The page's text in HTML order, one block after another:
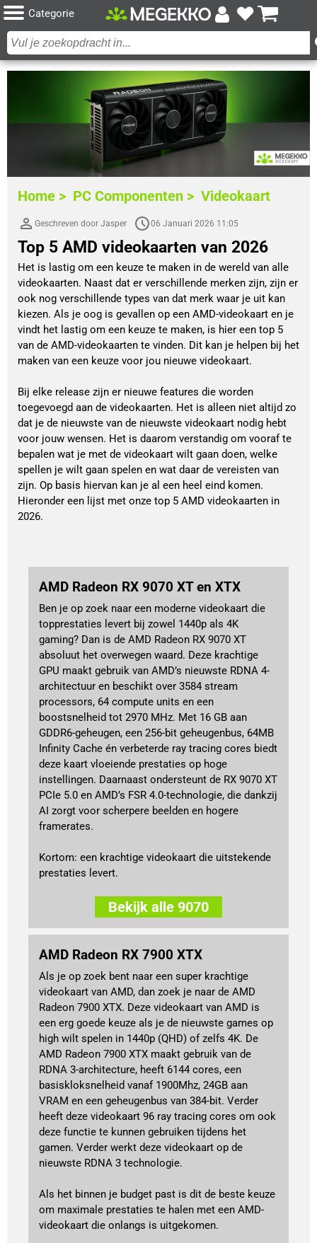
Categorie
Home > PC Componenten > Videokaart
Geschreven door Jasper 06 Januari 2026 11:05
Top 5 AMD videokaarten van 2026
Het is lastig om een keuze te maken in de wereld van alle
videokaarten. Naast dat er verschillende merken zijn, zijn er
ook nog verschillende types van dat merk waar je uit kan
kiezen. Als je oog is gevallen op een AMD-videokaart en je
vindt het lastig om een keuze te maken, is hier een top 5
van de AMD-videokaarten te vinden. Dit kan je helpen bij het
maken van een keuze voor jou nieuwe videokaart.
Bij elke release zijn er nieuwe features die worden
toegevoegd aan de videokaarten. Het is alleen niet altijd zo
dat je de nieuwste van de nieuwste videokaart nodig hebt
voor jouw wensen. Het is daarom verstandig om vooraf te
bepalen wat je met de videokaart wilt gaan doen, welke
spellen je wilt gaan spelen en wat daar de vereisten van
zijn. Op basis hiervan kan je al een heel eind komen.
Hieronder een lijst met onze top 5 AMD videokaarten in
2026.
AMD Radeon RX 9070 XT en XTX
Ben je op zoek naar een moderne videokaart die
topprestaties levert bij zowel 1440p als 4K
gaming? Dan is de AMD Radeon RX 9070 XT
absoluut het overwegen waard. Deze krachtige
GPU maakt gebruik van AMD’s nieuwste RDNA 4-
architectuur en beschikt over 3584 stream
processors, 64 compute units en een
boostsnelheid tot 2970 MHz. Met 16 GB aan
GDDR6-geheugen, een 256-bit geheugenbus, 64MB
Infinity Cache én verbeterde ray tracing cores biedt
deze kaart vloeiende prestaties op hoge
instellingen. Daarnaast ondersteunt de RX 9070 XT
PCIe 5.0 en AMD’s FSR 4.0-technologie, die dankzij
AI zorgt voor scherpere beelden en hogere
framerates.
Kortom: een krachtige videokaart die uitstekende
prestaties levert.
Bekijk alle 9070
AMD Radeon RX 7900 XTX
Als je op zoek bent naar een super krachtige
videokaart van AMD, dan zoek je naar de AMD
Radeon 7900 XTX. Deze videokaart van AMD is
een erg goede keuze als je de nieuwste games op
high wilt spelen in 1440p (QHD) of zelfs 4K. De
AMD Radeon 7900 XTX maakt gebruik van de
RDNA 3-architecture, heeft 6144 cores, een
basiskloksnelheid vanaf 1900Mhz, 24GB aan
VRAM en een geheugenbus van 384-bit. Verder
heeft deze videokaart 96 ray tracing cores om ook
deze functie te kunnen gebruiken tijdens het
gamen. Verder werkt deze videokaart op de
nieuwste RDNA 3 technologie.
Als het binnen je budget past is dit de beste keuze
om maximale prestaties te halen met een AMD-
videokaart die onlangs is uitgekomen.